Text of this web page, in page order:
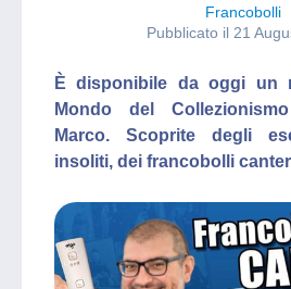
Francobolli
Pubblicato il 21
È disponibile da oggi un
Mondo del
Marco. Scoprite degli
insoliti, dei francobolli